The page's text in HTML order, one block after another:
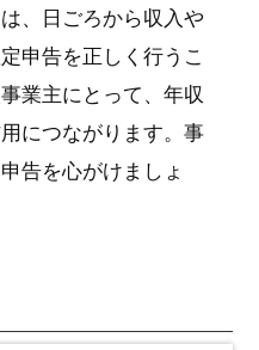
、日ごろから収入や
申告を正しく行うこ
業主にとって、年収
につながります。事
告を心がけましょ